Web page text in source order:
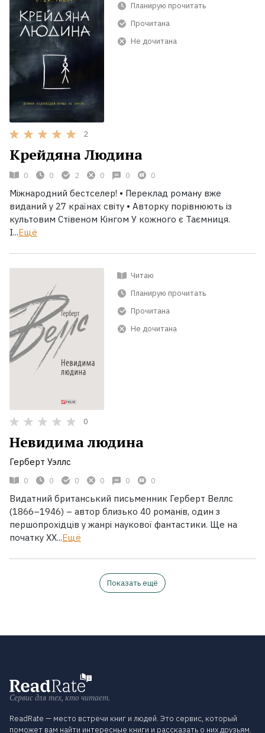
Планирую прочитать
Прочитана
Не дочитана
2
Крейдяна Людина
0 0 2 0 0 0
Міжнародний бестселер! • Переклад роману вже
виданий у 27 країнах світу • Авторку порівнюють із
культовим Стівеном Кінгом У кожного є Таємниця.
І...Ещё
Читаю
Планирую прочитать
Прочитана
Не дочитана
0
Невидима людина
Герберт Уэллс
0 0 0 0 0 0
Видатний британський письменник Герберт Веллс
(1866–1946) – автор близько 40 романів, один з
першопрохідців у жанрі наукової фантастики. Ще на
початку XX...Ещё
Показать ещё
Сервис для тех, кто читает.
ReadRate — место встречи книг и людей. Это сервис, который
поможет вам найти интересные книги и рассказать о них друзьям.